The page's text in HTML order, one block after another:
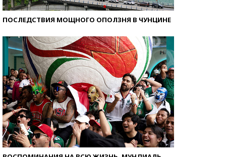
ПОСЛЕДСТВИЯ МОЩНОГО ОПОЛЗНЯ В ЧУНЦИНЕ